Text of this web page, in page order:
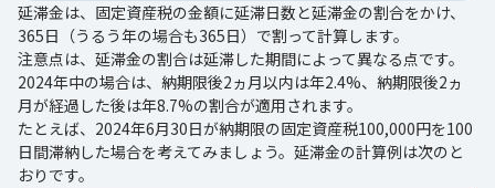
延滞金は、固定資産税の金額に延滞日数と延滞金の割合をかけ、
365日（うるう年の場合も365日）で割って計算します。
注意点は、延滞金の割合は延滞した期間によって異なる点です。
2024年中の場合は、納期限後2ヵ月以内は年2.4%、納期限後2ヵ
月が経過した後は年8.7%の割合が適用されます。
たとえば、2024年6月30日が納期限の固定資産税100,000円を100
日間滞納した場合を考えてみましょう。延滞金の計算例は次のと
おりです。